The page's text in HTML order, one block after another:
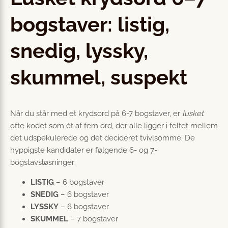
bogstaver: listig,
snedig, lyssky,
skummel, suspekt
Når du står med et krydsord på 6-7 bogstaver, er lusket
ofte kodet som ét af fem ord, der alle ligger i feltet mellem
det udspekulerede og det decideret tvivlsomme. De
hyppigste kandidater er følgende 6- og 7-
bogstavsløsninger:
LISTIG – 6 bogstaver
SNEDIG – 6 bogstaver
LYSSKY – 6 bogstaver
SKUMMEL – 7 bogstaver